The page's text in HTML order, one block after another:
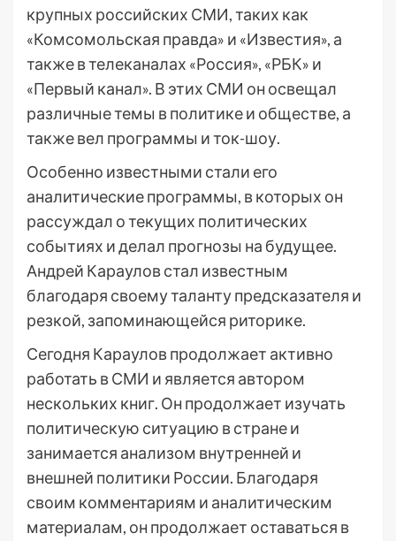
крупных российских СМИ, таких как
«Комсомольская правда» и «Известия», а
также в телеканалах «Россия», «РБК» и
«Первый канал». В этих СМИ он освещал
различные темы в политике и обществе, а
также вел программы и ток-шоу.
Особенно известными стали его
аналитические программы, в которых он
рассуждал о текущих политических
событиях и делал прогнозы на будущее.
Андрей Караулов стал известным
благодаря своему таланту предсказателя и
резкой, запоминающейся риторике.
Сегодня Караулов продолжает активно
работать в СМИ и является автором
нескольких книг. Он продолжает изучать
политическую ситуацию в стране и
занимается анализом внутренней и
внешней политики России. Благодаря
своим комментариям и аналитическим
материалам, он продолжает оставаться в